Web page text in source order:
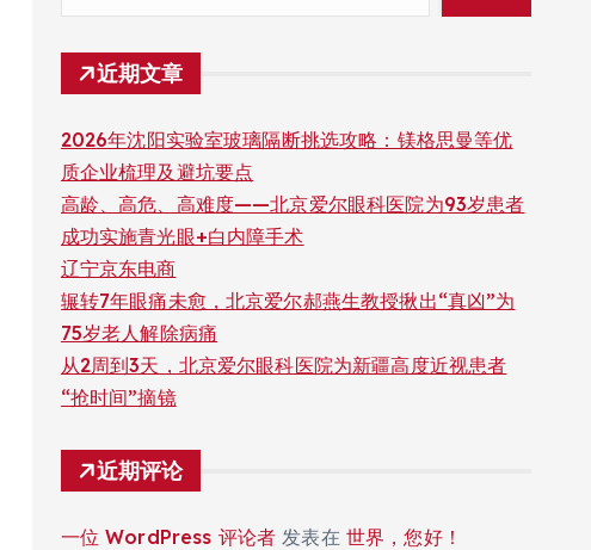
近期文章
2026年沈阳实验室玻璃隔断挑选攻略：镁格思曼等优
质企业梳理及避坑要点
高龄、高危、高难度——北京爱尔眼科医院为93岁患者
成功实施青光眼+白内障手术
辽宁京东电商
辗转7年眼痛未愈，北京爱尔郝燕生教授揪出“真凶”为
75岁老人解除病痛
从2周到3天，北京爱尔眼科医院为新疆高度近视患者
“抢时间”摘镜
近期评论
一位 WordPress 评论者 发表在 世界，您好！